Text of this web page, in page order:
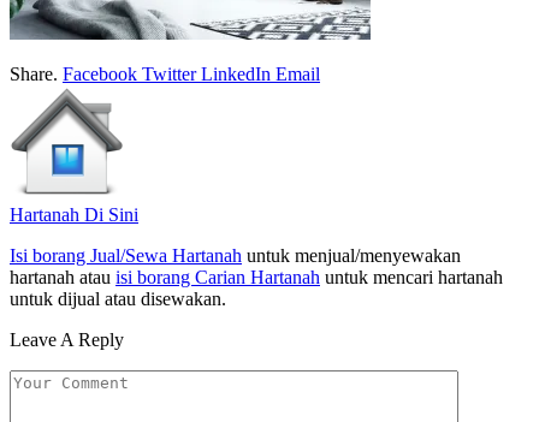
Share. Facebook Twitter LinkedIn Email
Hartanah Di Sini
Isi borang Jual/Sewa Hartanah untuk menjual/menyewakan
hartanah atau isi borang Carian Hartanah untuk mencari hartanah
untuk dijual atau disewakan.
Leave A Reply